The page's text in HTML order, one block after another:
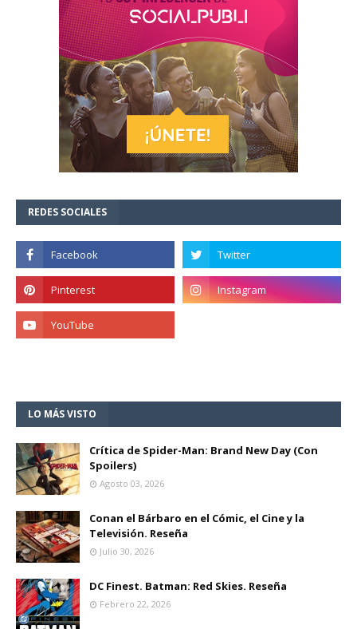
REDES SOCIALES
LO MÁS VISTO
Crítica de Spider-Man: Brand New Day (Con
Spoilers)
Agosto 03, 2026
Conan el Bárbaro en el Cómic, el Cine y la
Televisión. Reseña
Julio 30, 2026
DC Finest. Batman: Red Skies. Reseña
Febrero 22, 2026